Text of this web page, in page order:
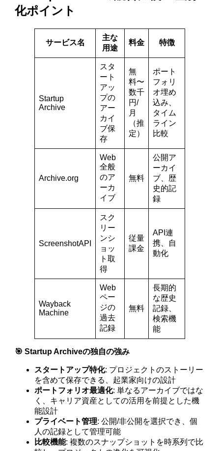
化ポイント
サービス名
主な
用途
料金 特徴
Startup
Archive
スタ
ート
アッ
プの
アー
カイ
ブ保
存
無
料〜
数千
円/
月
（推
定）
ポート
フォリ
オ埋め
込み、
タイム
ライン
比較
Archive.org
Web
全般
のア
ーカ
イブ
無料
公開ア
ーカイ
ブ、歴
史的記
録
ScreenshotAPI
スク
リー
ンシ
ョッ
ト取
得
従量
課金
API連
携、自
動化
Wayback
Machine
Web
ペー
ジの
過去
記録
無料
長期的
な歴史
記録、
検索機
能
🎯 Startup Archiveの独自の強み
スタートアップ特化: プロジェクトのストーリー
を含めて保存できる、起業家向けの設計
ポートフォリオ最適化: 単なるアーカイブではな
く、キャリア資産としての活用を前提とした機
能設計
プライベート管理: 公開/非公開を選択でき、個
人の記録として管理可能
比較機能: 複数のスナップショットを時系列で比